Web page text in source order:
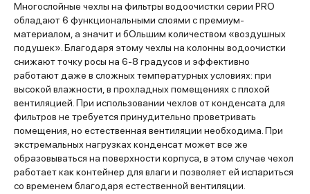
Многослойные чехлы на фильтры водоочистки серии PRO
обладают 6 функциональными слоями с премиум-
материалом, а значит и бОльшим количеством «воздушных
подушек». Благодаря этому чехлы на колонны водоочистки
снижают точку росы на 6-8 градусов и эффективно
работают даже в сложных температурных условиях: при
высокой влажности, в прохладных помещениях с плохой
вентиляцией. При использовании чехлов от конденсата для
фильтров не требуется принудительно проветривать
помещения, но естественная вентиляции необходима. При
экстремальных нагрузках конденсат может все же
образовываться на поверхности корпуса, в этом случае чехол
работает как контейнер для влаги и позволяет ей испариться
со временем благодаря естественной вентиляции.